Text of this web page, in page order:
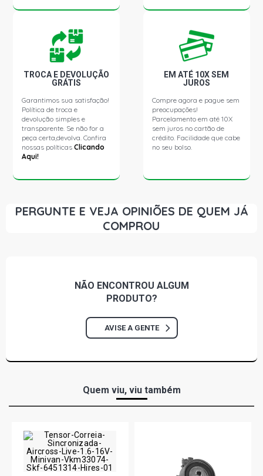
PARATI G2 STD SW 1.0 16V AT TURBO GASOLINA (2000
- 2001)
PARATI G3 STD SW 1.0 16V AT EA111 GASOLINA (2000 -
PARATI G3 FUN SW 1.0 16V AT EA111 GASOLINA (2001 -
PARATI G3 PLUS SW 1.0 16V AT EA111 GASOLINA (2000
- 2001)
TROCA E DEVOLUÇÃO
GRÁTIS
Garantimos sua satisfação!
Política de troca e
devolução simples e
transparente. Se não for a
peça certa,devolva. Confira
nossas políticasClicando
Aqui!
EM ATÉ 10X SEM
JUROS
Compre agora e pague sem
preocupações!
Parcelamento em até 10X
sem juros no cartão de
crédito. Facilidade que cabe
no seu bolso.
PERGUNTE E VEJA OPINIÕES DE QUEM JÁ
COMPROU
NÃO ENCONTROU ALGUM
PRODUTO?
AVISE A GENTE
Quem viu, viu também